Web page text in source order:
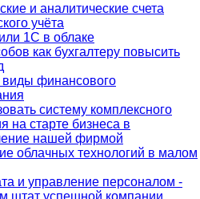
и аналитические счета
учёта
1С в облаке
как бухгалтеру повысить
финансового
систему комплексного
на старте бизнеса в
нашей фирмой
облачных технологий в малом
и управление персоналом -
штат успешной компании